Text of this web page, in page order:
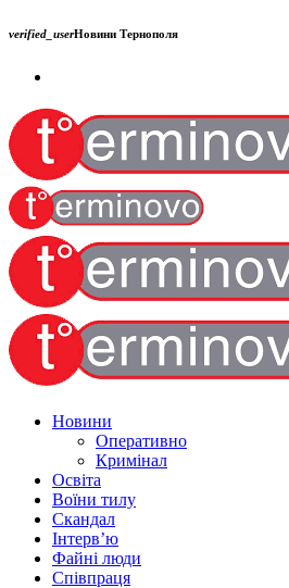
verified_userНовини Тернополя
Новини
Оперативно
Кримінал
Освіта
Воїни тилу
Скандал
Інтерв’ю
Файні люди
Співпраця